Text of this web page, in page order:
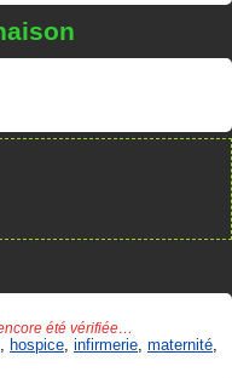
été vérifiée…
hospice infirmerie maternité